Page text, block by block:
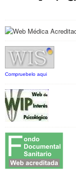
Compruebelo aqui